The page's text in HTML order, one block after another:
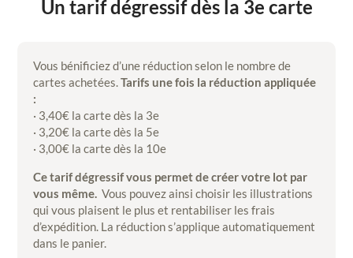
Un tarif dégressif dès la 3e carte
Vous bénificiez d’une réduction selon le nombre de
cartes achetées.Tarifs une fois la réduction appliquée
:
· 3,40€ la carte dès la 3e
· 3,20€ la carte dès la 5e
· 3,00€ la carte dès la 10e
Ce tarif dégressif vous permet de créer votre lot par
vous même. Vous pouvez ainsi choisir les illustrations
qui vous plaisent le plus et rentabiliser les frais
d’expédition. La réduction s’applique automatiquement
dans le panier.